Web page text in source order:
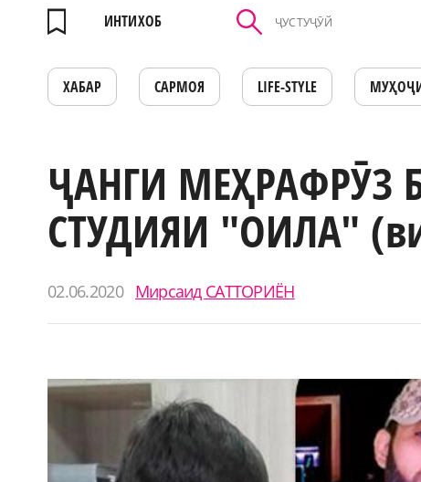
ИНТИХОБ
ХАБАР САРМОЯ LIFE-STYLE
ҶАНГИ МЕҲРАФРӮЗ
СТУДИЯИ "ОИЛА"
02.06.2020 Мирсаид САТТОРИЁН